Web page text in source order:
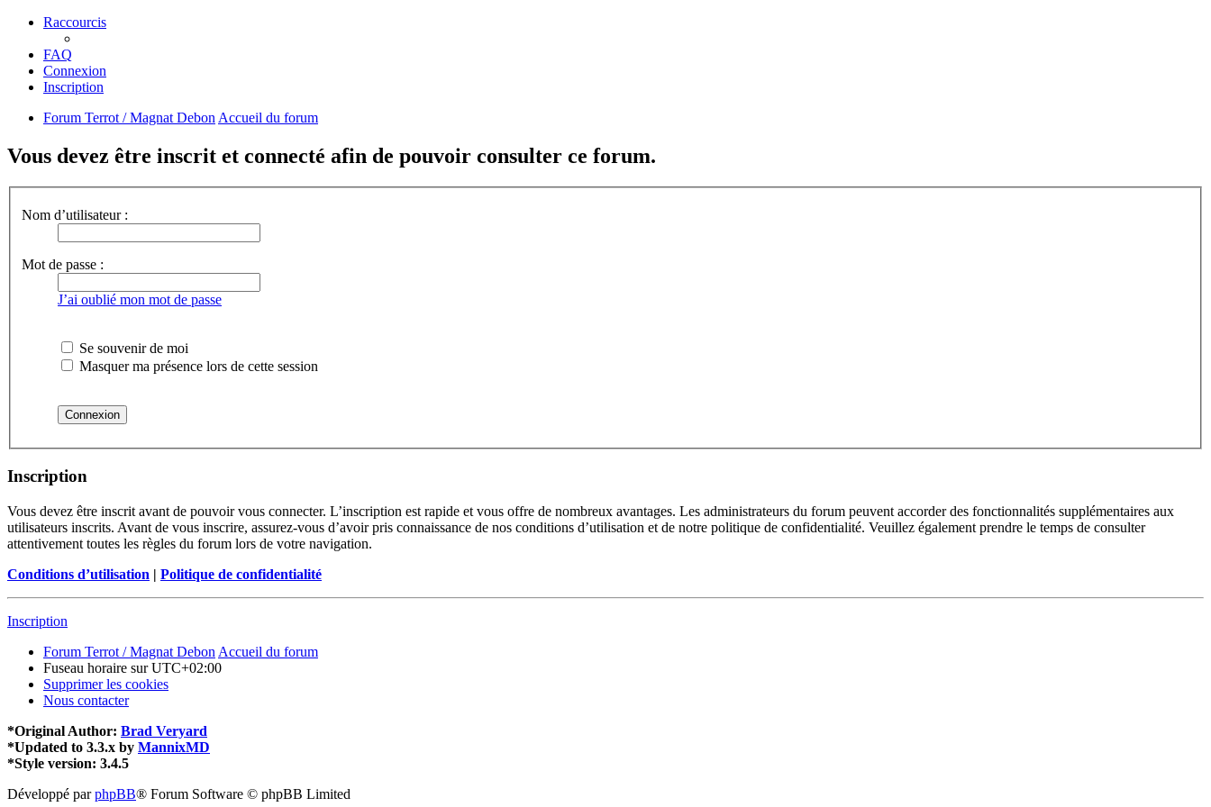
Raccourcis
FAQ
Connexion
Inscription
Forum Terrot / Magnat Debon Accueil du forum
Vous devez être inscrit et connecté afin de pouvoir consulter ce forum.
Nom d’utilisateur :
Mot de passe :
J’ai oublié mon mot de passe
Se souvenir de moi
Masquer ma présence lors de cette session
Inscription
Vous devez être inscrit avant de pouvoir vous connecter. L’inscription est rapide et vous offre de nombreux avantages. Les administrateurs du forum peuvent accorder des fonctionnalités supplémentaires aux
utilisateurs inscrits. Avant de vous inscrire, assurez-vous d’avoir pris connaissance de nos conditions d’utilisation et de notre politique de confidentialité. Veuillez également prendre le temps de consulter
attentivement toutes les règles du forum lors de votre navigation.
Conditions d’utilisation | Politique de confidentialité
Inscription
Forum Terrot / Magnat Debon Accueil du forum
Fuseau horaire surUTC+02:00
Supprimer les cookies
Nous contacter
*Original Author: Brad Veryard
*Updated to 3.3.x by MannixMD
*Style version: 3.4.5
Développé parphpBB® Forum Software © phpBB Limited